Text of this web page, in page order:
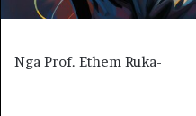
Nga Prof. Ethem Ruka-